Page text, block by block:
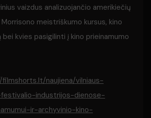
vaizdus analizuojančio amerikiečių
meistriškumo kursus, kino
kvies pasigilinti į kino prieinamumo
naujiena/vilniaus-
industrijos-dienose-
ir-archyvinio-kino-